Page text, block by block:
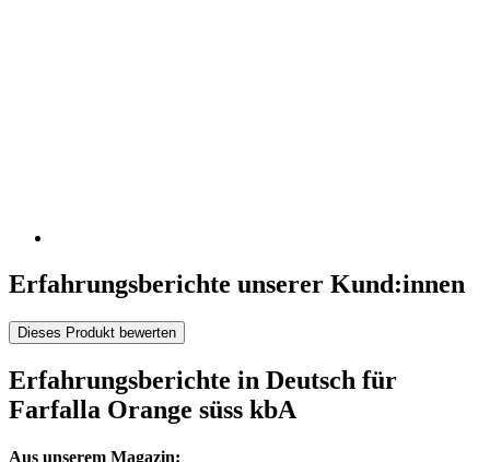
Erfahrungsberichte unserer Kund:innen
Dieses Produkt bewerten
Erfahrungsberichte in Deutsch für
Farfalla Orange süss kbA
Aus unserem Magazin: